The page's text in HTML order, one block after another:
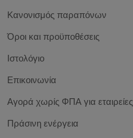
Κανονισμός παραπόνων
Όροι και προϋποθέσεις
Ιστολόγιο
Επικοινωνία
Αγορά χωρίς ΦΠΑ για εταιρείες
Πράσινη ενέργεια